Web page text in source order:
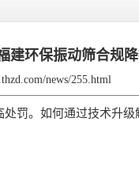
建环保振动筛合规
news/255.html
。如何通过技术升级